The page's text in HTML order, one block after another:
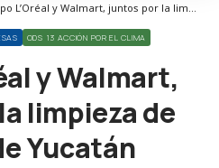
Corresponsables > Noticias > Grupo L’Oréal y Walmart, juntos por la limpieza de playas de Yucatán
ODS 13 ACCIÓN POR EL CLIMA
y Walmart,
limpieza de
Yucatán